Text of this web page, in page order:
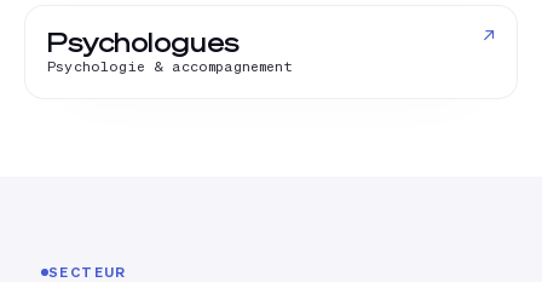
Psychologues
Psychologie & accompagnement
↗
SECTEUR